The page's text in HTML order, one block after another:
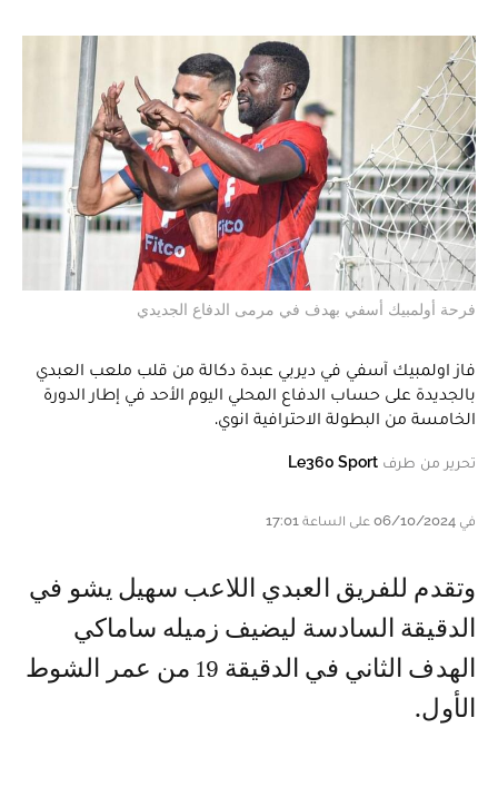
فرحة أولمبيك أسفي بهدف في مرمى الدفاع الجديدي
فاز اولمبيك آسفي في ديربي عبدة دكالة من قلب ملعب العبدي
بالجديدة على حساب الدفاع المحلي اليوم الأحد في إطار الدورة
الخامسة من البطولة الاحترافية انوي.
تحرير من طرف Le360 Sport
في 06/10/2024 على الساعة 17:01
وتقدم للفريق العبدي اللاعب سهيل يشو في
الدقيقة السادسة ليضيف زميله ساماكي
الهدف الثاني في الدقيقة 19 من عمر الشوط
الأول.